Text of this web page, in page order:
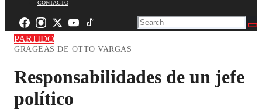
CONTACTO
PARTIDO
GRAGEAS DE OTTO VARGAS
Responsabilidades de un jefe
político